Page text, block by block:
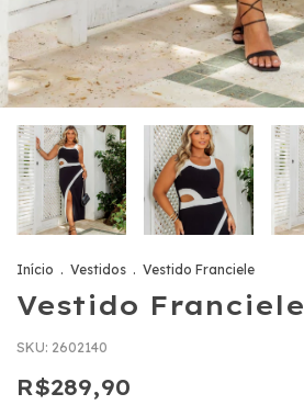
Início . Vestidos . Vestido Franciele
Vestido Franciele
SKU: 2602140
R$289,90